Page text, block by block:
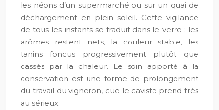
les néons d’un supermarché ou sur un quai de
déchargement en plein soleil. Cette vigilance
de tous les instants se traduit dans le verre : les
arômes restent nets, la couleur stable, les
tanins fondus progressivement plutôt que
cassés par la chaleur. Le soin apporté à la
conservation est une forme de prolongement
du travail du vigneron, que le caviste prend très
au sérieux.